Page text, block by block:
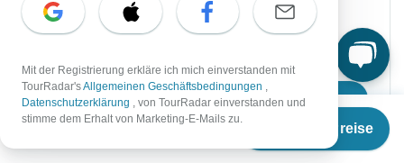
Ab€2.195
Termine & Preise
Preis basierend auf gemeinsam genutztem
Reisetermin wählen
Mit der Registrierung erkläre ich mich einverstanden mit
TourRadar'sAllgemeinen Geschäftsbedingungen ,
Datenschutzerklärung , von TourRadar einverstanden und
stimme dem Erhalt von Marketing-E-Mails zu.